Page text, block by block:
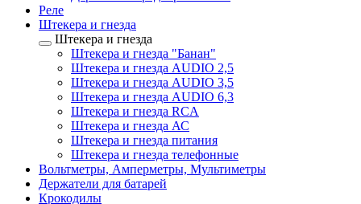
Реле
Штекера и гнезда
Штекера и гнезда
Штекера и гнезда "Банан"
Штекера и гнезда AUDIO 2,5
Штекера и гнезда AUDIO 3,5
Штекера и гнезда AUDIO 6,3
Штекера и гнезда RCA
Штекера и гнезда АС
Штекера и гнезда питания
Штекера и гнезда телефонные
Вольтметры, Амперметры, Мультиметры
Держатели для батарей
Крокодилы